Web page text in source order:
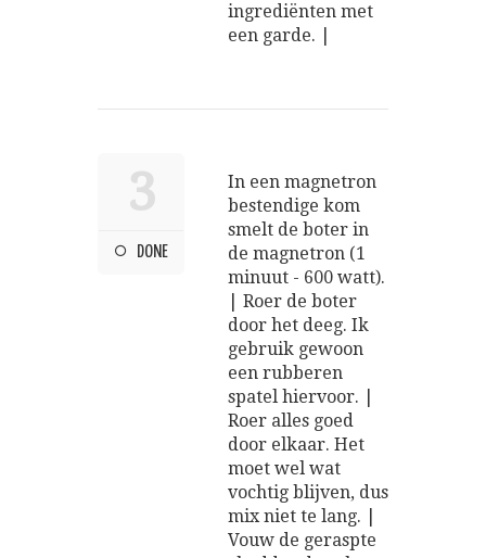
ingrediënten met
een garde. |
3
DONE
In een magnetron
bestendige kom
smelt de boter in
de magnetron (1
minuut - 600 watt).
| Roer de boter
door het deeg. Ik
gebruik gewoon
een rubberen
spatel hiervoor. |
Roer alles goed
door elkaar. Het
moet wel wat
vochtig blijven, dus
mix niet te lang. |
Vouw de geraspte